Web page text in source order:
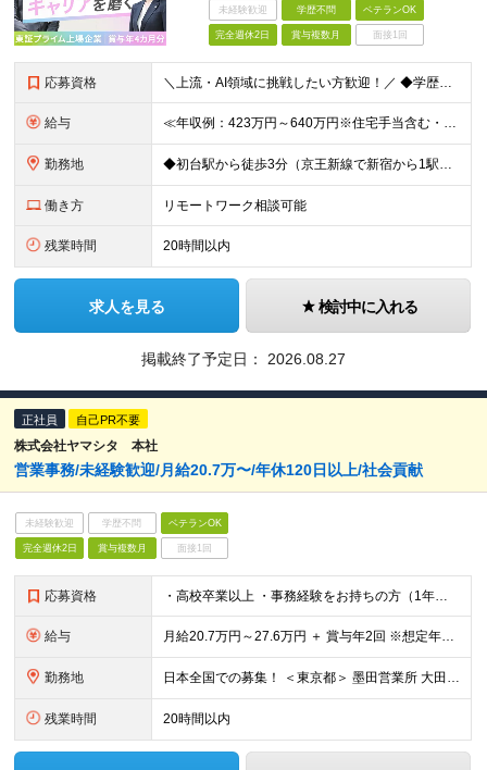
未経験歓迎 学歴不問 ベテランOK
完全週休2日 賞与複数月 面接1回
応募資格 ＼上流・AI領域に挑戦したい方歓迎！／ ◆学歴不問 ◆何らかのシステム開発実務経験をお持ちの方 （目安2年以上／開発言語や担当工程は不問です） ※AI分野における開発業務の経験・知見をお持ちの方は歓
給与 ≪年収例：423万円～640万円※住宅手当含む・残業代除く≫ ◆賞与年4カ月分支給 ※昨年度実績 ◆住宅手当・退職金制度・持株会など各種制度や手当が充実！ 月給24万800円～37万8,050円＋賞
勤務地 ◆初台駅から徒歩3分（京王新線で新宿から1駅！） ◆リモートワーク／フリーアドレス制度あり ◆出張転勤なし 【リゾートトラスト 東京本社】 東京都渋谷区代々木4-36-19 リゾートトラスト東京ビル
働き方 リモートワーク相談可能
残業時間 20時間以内
求人を見る 検討中に入れる
掲載終了予定日： 2026.08.27
正社員 自己PR不要
株式会社ヤマシタ 本社
営業事務/未経験歓迎/月給20.7万〜/年休120日以上/社会貢献
未経験歓迎 学歴不問 ベテランOK
完全週休2日 賞与複数月 面接1回
応募資格 ・高校卒業以上 ・事務経験をお持ちの方（1年以上） ・基本的なPC操作（Excel、Word等）が可能な方
給与 月給20.7万円～27.6万円 ＋ 賞与年2回 ※想定年収：300万円～400万円 ※スキル・経験、前職給与等を考慮し決定します ※残業が発生した場合は、時間外勤務手当を全額支給します ※試用期間3
勤務地 日本全国での募集！ ＜東京都＞ 墨田営業所 大田営業所 ＜神奈川県＞ 中原営業所 藤沢営業所 ＜静岡県＞ 焼津営業所 ＜愛知県＞ 名古屋南営業所 豊田営業所 ＜和歌山県＞ 和歌山営業
残業時間 20時間以内